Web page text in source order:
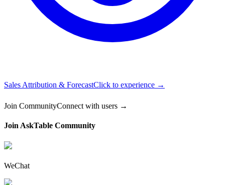
Sales Attribution & ForecastClick to experience →
Join CommunityConnect with users →
Join AskTable Community
WeChat